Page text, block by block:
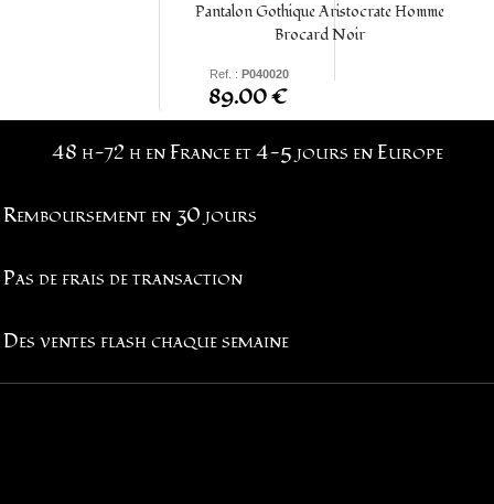
Pantalon Gothique Aristocrate Homme
Brocard Noir
Ref. : P040020
S -M- - XL - XXL -
XXXL -
89.00 €
48 h-72 h en France et 4-5 jours en Europe
Remboursement en 30 jours
Pas de frais de transaction
Des ventes flash chaque semaine